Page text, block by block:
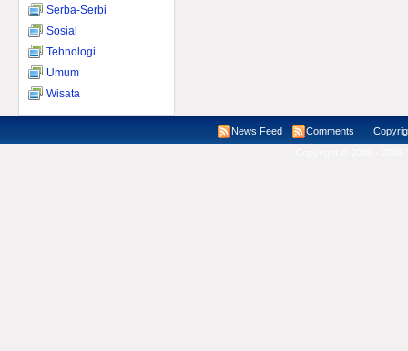
Serba-Serbi
Sosial
Tehnologi
Umum
Wisata
News Feed Comments Copyright